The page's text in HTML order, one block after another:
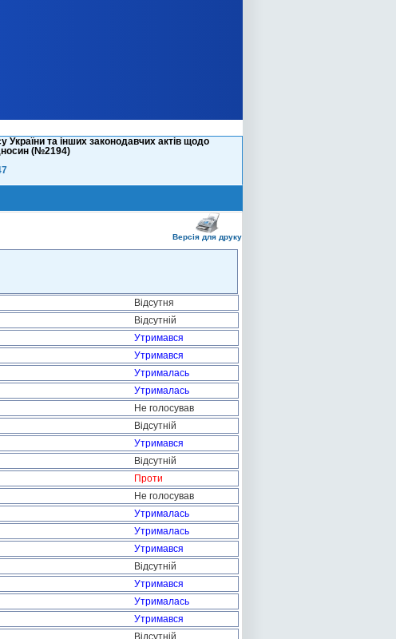
та інших законодавчих актів щодо
(№2194)
Версія для друку
Відсутня
Відсутній
Утримався
Утримався
Утрималась
Утрималась
Не голосував
Відсутній
Утримався
Відсутній
Проти
Не голосував
Утрималась
Утрималась
Утримався
Відсутній
Утримався
Утрималась
Утримався
Відсутній